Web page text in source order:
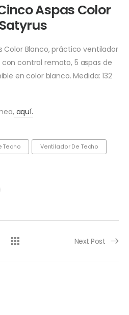
Aspas Color
Color Blanco, práctico ventilador
control remoto, 5 aspas de
en color blanco. Medida: 132
aquí.
Techo Ventilador De Techo
Next Post